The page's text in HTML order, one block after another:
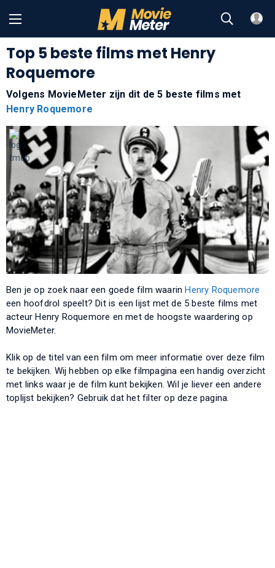
Top 5 beste films met Henry
Roquemore
Volgens MovieMeter zijn dit de 5 beste films met
Henry Roquemore
Ben je op zoek naar een goede film waarinHenry Roquemore
een hoofdrol speelt? Dit is een lijst met de 5 beste films met
acteur Henry Roquemore en met de hoogste waardering op
MovieMeter.
Klik op de titel van een film om meer informatie over deze film
te bekijken. Wij hebben op elke filmpagina een handig overzicht
met links waar je de film kunt bekijken. Wil je liever een andere
toplijst bekijken? Gebruik dat het filter op deze pagina.